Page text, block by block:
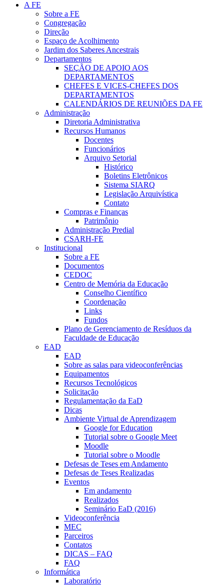
A FE
Sobre a FE
Congregação
Direção
Espaço de Acolhimento
Jardim dos Saberes Ancestrais
Departamentos
SEÇÃO DE APOIO AOS
DEPARTAMENTOS
CHEFES E VICES-CHEFES DOS
DEPARTAMENTOS
CALENDÁRIOS DE REUNIÕES DA FE
Administração
Diretoria Administrativa
Recursos Humanos
Docentes
Funcionários
Arquivo Setorial
Histórico
Boletins Eletrônicos
Sistema SIARQ
Legislação Arquivística
Contato
Compras e Finanças
Patrimônio
Administração Predial
CSARH-FE
Institucional
Sobre a FE
Documentos
CEDOC
Centro de Memória da Educação
Conselho Científico
Coordenação
Links
Fundos
Plano de Gerenciamento de Resíduos da
Faculdade de Educação
EAD
EAD
Sobre as salas para videoconferências
Equipamentos
Recursos Tecnológicos
Solicitação
Regulamentação da EaD
Dicas
Ambiente Virtual de Aprendizagem
Google for Education
Tutorial sobre o Google Meet
Moodle
Tutorial sobre o Moodle
Defesas de Teses em Andamento
Defesas de Teses Realizadas
Eventos
Em andamento
Realizados
Seminário EaD (2016)
Videoconferência
MEC
Parceiros
Contatos
DICAS – FAQ
FAQ
Informática
Laboratório